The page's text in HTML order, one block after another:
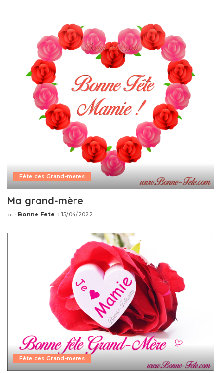
Fête des Grand-mères
Ma grand-mère
Publié
par Bonne Fete 15/04/2022
Fête des Grand-mères